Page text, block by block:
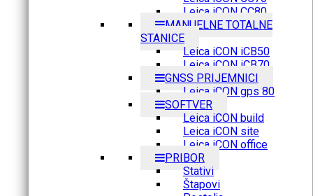
Leica iCON CC80
MANUELNE TOTALNE
STANICE
Leica iCON iCB50
Leica iCON iCB70
GNSS PRIJEMNICI
Leica iCON gps 80
SOFTVER
Leica iCON build
Leica iCON site
Leica iCON office
PRIBOR
Stativi
Štapovi